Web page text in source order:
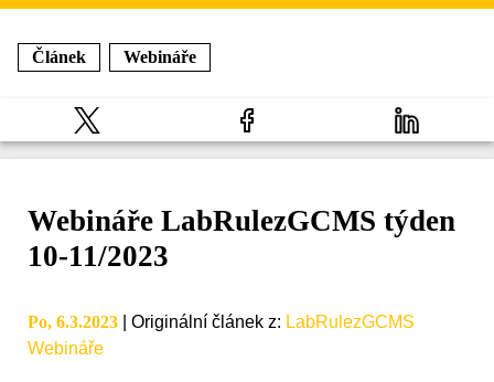
Článek Webináře
Webináře LabRulezGCMS týden
10-11/2023
Po, 6.3.2023 Originální článek z: LabRulezGCMS
Webináře